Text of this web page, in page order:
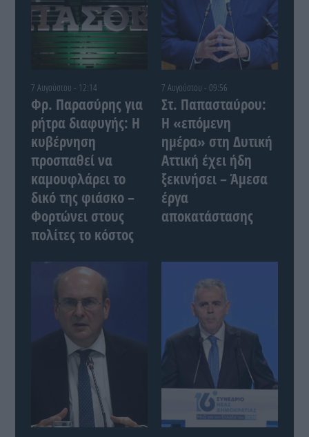
7 Αυγούστου - 12:14
Φρ. Παρασύρης για
ρήτρα διαφυγής: Η
κυβέρνηση
προσπαθεί να
καμουφλάρει το
δικό της φιάσκο –
Φορτώνει στους
πολίτες το κόστος
7 Αυγούστου - 09:56
Στ. Παπασταύρου:
Η «επόμενη
ημέρα» στη Δυτική
Αττική έχει ήδη
ξεκινήσει – Άμεσα
έργα
αποκατάστασης